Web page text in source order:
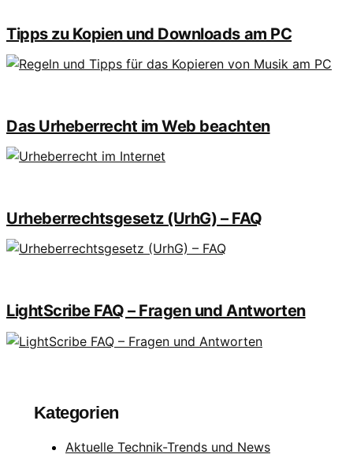
Tipps zu Kopien und Downloads am PC
Das Urheberrecht im Web beachten
Urheberrechtsgesetz (UrhG) – FAQ
LightScribe FAQ – Fragen und Antworten
Kategorien
Aktuelle Technik-Trends und News